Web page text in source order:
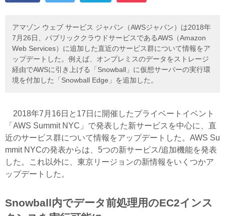
アマゾン ウェブ サービス ジャパン（AWSジャパン）は2018年
7月26日、パブリッククラウドサービスであるAWS（Amazon
Web Services）に追加した直近のサービス群について情報をア
ップデートした。例えば、オンプレミスのデータをストレージ
経由でAWSに引き上げる「Snowball」に仮想サーバーの実行環
境を付加した「Snowball Edge」を追加した。
2018年7月16日と17日に開催したプライベートイベント
「AWS Summit NYC」で発表した新サービスを中心に、直
近のサービス群について情報をアップデートした。AWS Su
mmit NYCの発表からは、5つの新サービス/追加機能を発表
した。これ以外に、東京リージョンの新情報をいくつかア
ップデートした。
Snowball内でデータ前処理用のEC2インス